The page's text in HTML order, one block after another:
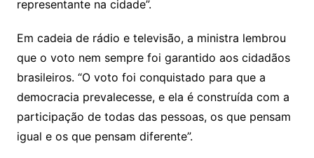
representante na cidade”.
Em cadeia de rádio e televisão, a ministra lembrou
que o voto nem sempre foi garantido aos cidadãos
brasileiros. “O voto foi conquistado para que a
democracia prevalecesse, e ela é construída com a
participação de todas das pessoas, os que pensam
igual e os que pensam diferente”.